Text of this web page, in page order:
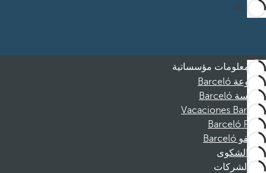
الاشتراك
معلومات مؤسساتية
مجموعة Barceló
مؤسسة Barceló
Vacaciones Barceló
Barceló Films
موظفو Barceló
قناة الشكوى
الشركات